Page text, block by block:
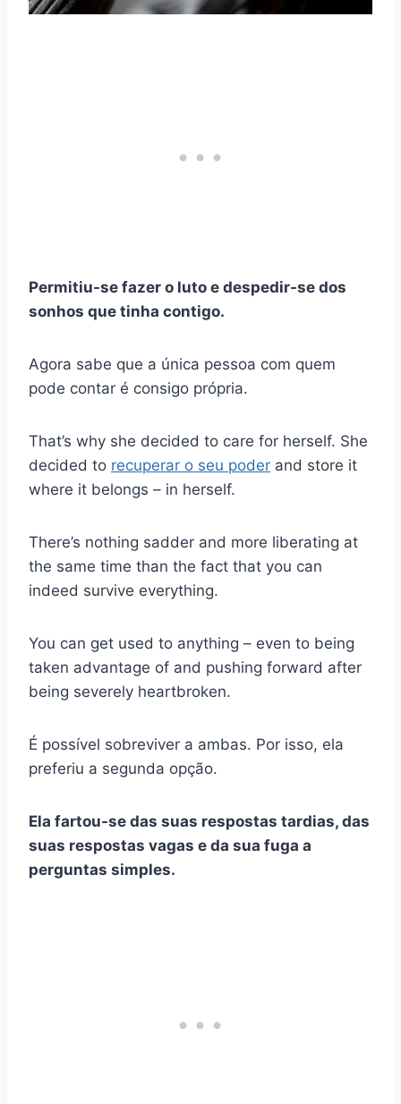
Permitiu-se fazer o luto e despedir-se dos
sonhos que tinha contigo.
Agora sabe que a única pessoa com quem
pode contar é consigo própria.
That’s why she decided to care for herself. She
decided to recuperar o seu poder and store it
where it belongs – in herself.
There’s nothing sadder and more liberating at
the same time than the fact that you can
indeed survive everything.
You can get used to anything – even to being
taken advantage of and pushing forward after
being severely heartbroken.
É possível sobreviver a ambas. Por isso, ela
preferiu a segunda opção.
Ela fartou-se das suas respostas tardias, das
suas respostas vagas e da sua fuga a
perguntas simples.